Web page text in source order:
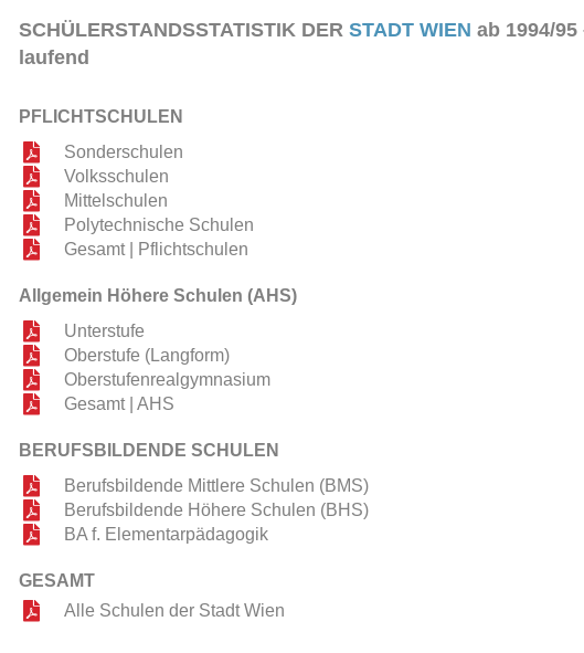
SCHÜLERSTANDSSTATISTIK DER STADT WIEN ab 1994/95
laufend
PFLICHTSCHULEN
Sonderschulen
Volksschulen
Mittelschulen
Polytechnische Schulen
Gesamt | Pflichtschulen
Allgemein Höhere Schulen (AHS)
Unterstufe
Oberstufe (Langform)
Oberstufenrealgymnasium
Gesamt | AHS
BERUFSBILDENDE SCHULEN
Berufsbildende Mittlere Schulen (BMS)
Berufsbildende Höhere Schulen (BHS)
BA f. Elementarpädagogik
GESAMT
Alle Schulen der Stadt Wien